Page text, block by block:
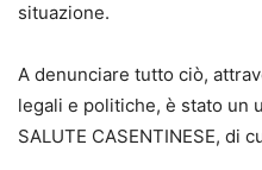
situazione.
A denunciare tutto ciò,
legali e politiche, è stato un
SALUTE CASENTINESE, di